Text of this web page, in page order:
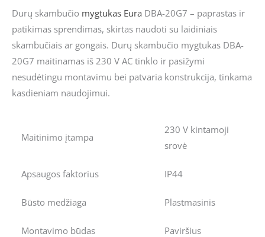
Durų skambučio mygtukas Eura DBA-20G7 – paprastas ir
patikimas sprendimas, skirtas naudoti su laidiniais
skambučiais ar gongais. Durų skambučio mygtukas DBA-
20G7 maitinamas iš 230 V AC tinklo ir pasižymi
nesudėtingu montavimu bei patvaria konstrukcija, tinkama
kasdieniam naudojimui.
Maitinimo įtampa
230 V kintamoji
srovė
Apsaugos faktorius IP44
Būsto medžiaga Plastmasinis
Montavimo būdas Paviršius